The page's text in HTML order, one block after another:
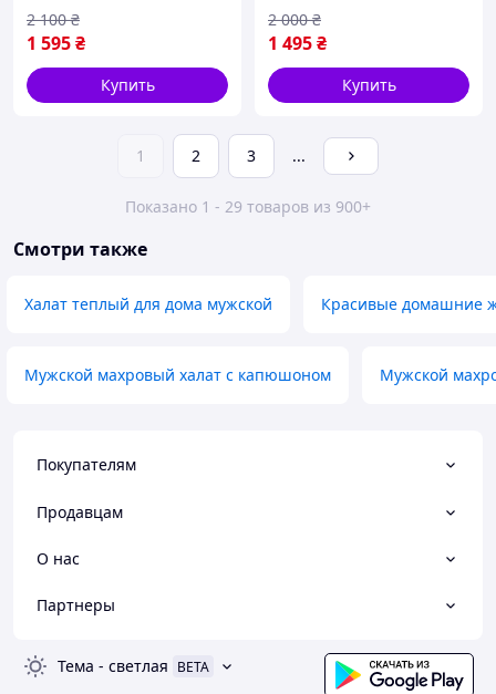
1 595₴
2 100 ₴
Купить
1 495₴
2 000 ₴
Купить
1 2 3 ...
Показано 1 - 29 товаров из 900+
Смотри также
Халат теплый для дома мужской Красивые домашние
Мужской махровый халат с капюшоном Мужской
Покупателям
Продавцам
О нас
Партнеры
Тема - светлая BETA